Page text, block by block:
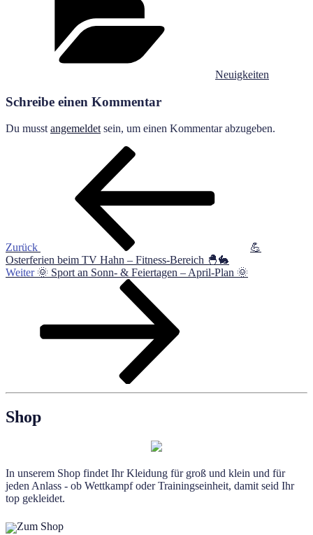
Neuigkeiten
Schreibe einen Kommentar
Du musst angemeldet sein, um einen Kommentar abzugeben.
Beitragsnavigation
Zurück
💪
Osterferien beim TV Hahn – Fitness-Bereich 🐣🐇
Nächster
Weiter 🌞 Sport an Sonn- & Feiertagen – April-Plan 🌞
Shop
In unserem Shop findet Ihr Kleidung für groß und klein und für
jeden Anlass - ob Wettkampf oder Trainingseinheit, damit seid Ihr
top gekleidet.
Zum Shop